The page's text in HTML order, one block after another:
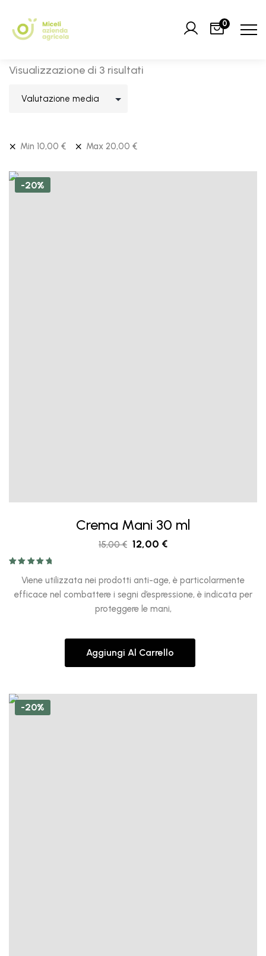
0
Visualizzazione di 3 risultati
Min 10,00 € Max 20,00 €
-20%
Crema Mani 30 ml
15,00€ 12,00 €
su 5
Viene utilizzata nei prodotti anti-age, è particolarmente
efficace nel combattere i segni d’espressione, è indicata per
proteggere le mani,
Aggiungi Al Carrello
-20%